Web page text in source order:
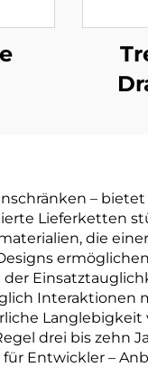
–
Lieferketten
die
Interaktionen
Langlebigkeit
drei bis zehn
Entwickler –